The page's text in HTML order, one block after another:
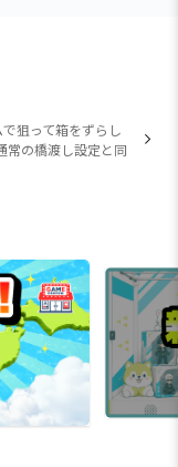
狙って箱をずらし
常の橋渡し設定と同